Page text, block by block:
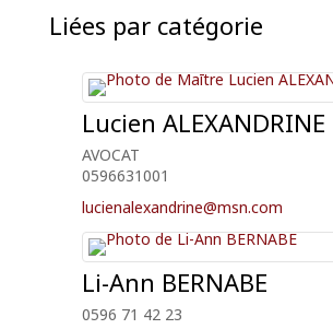
Liées par catégorie
Lucien ALEXANDRINE
AVOCAT
0596631001
lucienalexandrine@msn.com
Li-Ann BERNABE
0596 71 42 23